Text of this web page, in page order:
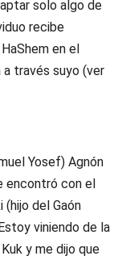
solo algo de
recibe
en el
a través suyo (ver
Yosef) Agnón
encontró con el
(hijo del Gaón
viniendo de la
y me dijo que